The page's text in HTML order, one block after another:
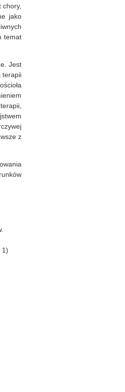
jako
temat
Jest
terapii
z
1)